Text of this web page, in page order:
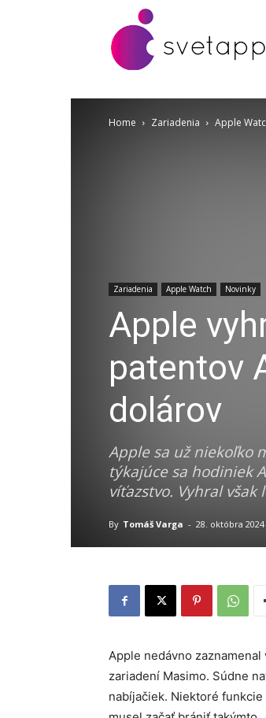
Home Zariadenia Apple
Zariadenia Apple Watch Novinky
Apple
patentov
dolárov
Apple sa už niekoľko
týkajúce sa hodiniek
víťazstvo. Vyhral však
By Tomáš Varga - 28. októbra 2024
Apple nedávno
zariadení Masimo. Súdne
nabíjačiek. Niektoré funkcie